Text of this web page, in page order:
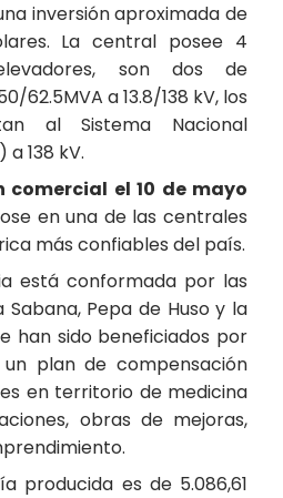
inversión aproximada de
La central posee 4
son dos de
62.5MVA a 13.8/138 kV, los
al Sistema Nacional
138 kV.
comercial el 10 de mayo
en una de las centrales
más confiables del país.
está conformada por las
Sabana, Pepa de Huso y la
han sido beneficiados por
plan de compensación
en territorio de medicina
obras de mejoras,
producida es de 5.086,61